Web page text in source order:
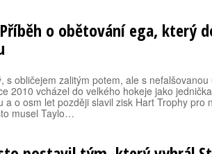
o obětování ega, který
s obličejem zalitým potem, ale s nefalšovanou
2010 vcházel do velkého hokeje jako
a o osm let později slavil zisk Hart Trophy pro
musel Taylo…